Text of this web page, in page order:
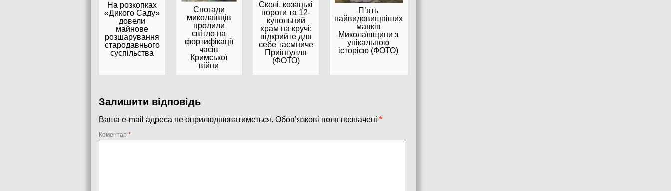
На розкопках
«Дикого Саду»
довели
майнове
розшарування
стародавнього
суспільства
Спогади
миколаївців
пролили
світло на
фортифікації
часів
Кримської
війни
Скелі, козацькі
пороги та 12-
купольний
храм на кручі:
відкрийте для
себе таємниче
Приінгулля
(ФОТО)
П’ять
найвидовищніших
маяків
Миколаївщини з
унікальною
історією (ФОТО)
Залишити відповідь
Ваша e-mail адреса не оприлюднюватиметься. Обов’язкові поля позначені *
Коментар *